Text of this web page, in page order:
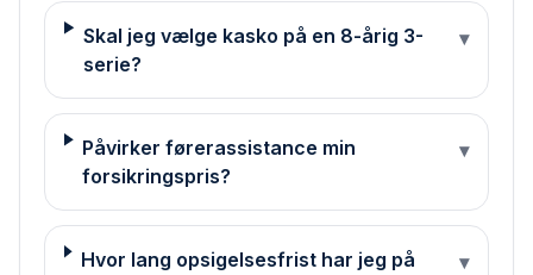
Skal jeg vælge kasko på en 8-årig 3-
serie?
▾
Påvirker førerassistance min
forsikringspris?
▾
Hvor lang opsigelsesfrist har jeg på
▾